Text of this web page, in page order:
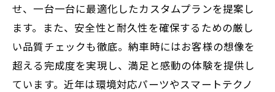
せ、一台一台に最適化したカスタムプランを提案し
ます。また、安全性と耐久性を確保するための厳し
い品質チェックも徹底。納車時にはお客様の想像を
超える完成度を実現し、満足と感動の体験を提供し
ています。近年は環境対応パーツやスマートテクノ